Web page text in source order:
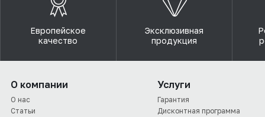
Европейское
качество
Эксклюзивная
продукция
О компании
О нас
Статьи
Услуги
Гарантия
Дисконтная программа